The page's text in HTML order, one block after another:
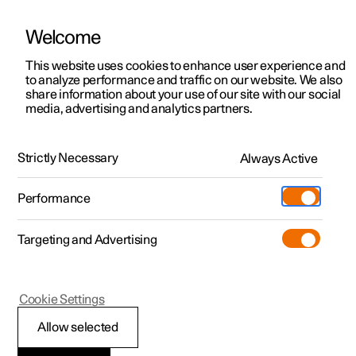
Polestar 2
Polestar 3
Polestar 4
Pre-owned
Köpa
Mer
Upptäck Polestar 2
Provkörning
Upptäck Polestar 3
Provkörning
Upptäck Polestar 4
Provkörning
Erbjudanden privatkund
Erbjudanden företag
Tillgängliga bilar
Designa och beställ
Pre-owned
Provkörning
Extras
(Öppnas i ett nytt fönster)
Experiences
Tjänstebil och företag
Besök
Serviceställen
Ägande
Support
Om Polestar
Integritet
2.
Cookies och liknande teknik
Delning av dina personuppgifter
4.
Dina rättigheter
Cookie-policy
Ladda ner som PDF
Welcome
This website uses cookies to enhance user experience and
to analyze performance and traffic on our website. We also
share information about your use of our site with our social
media, advertising and analytics partners.
Strictly Necessary Always Active
Performance
Targeting and Advertising
Allow selected
Cookie Settings